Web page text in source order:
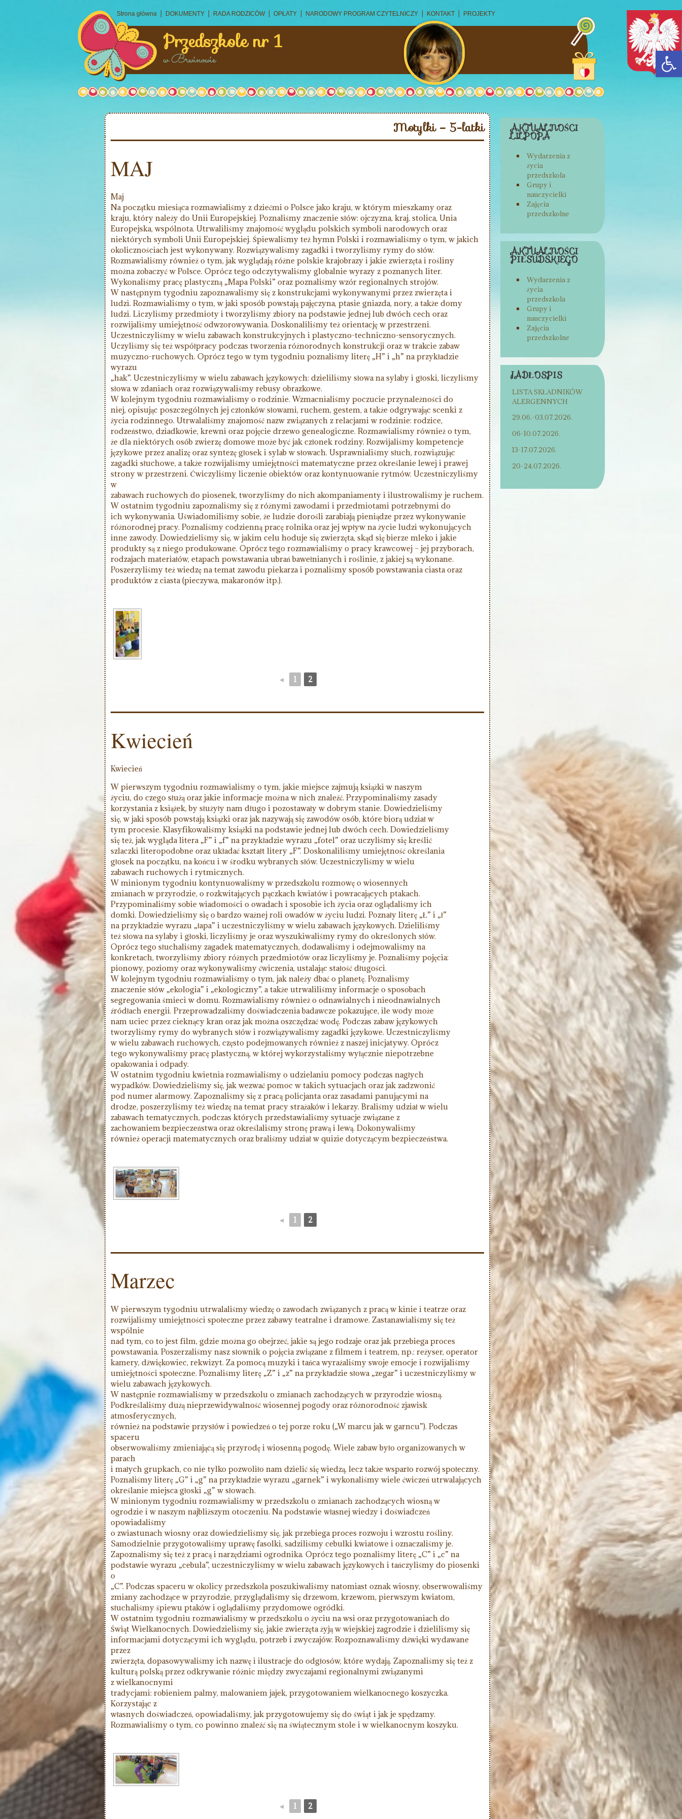
Przedszkole nr 1
w Brwinowie
Strona główna DOKUMENTY RADA RODZICÓW OPŁATY NARODOWY PROGRAM CZYTELNICZY KONTAKT PROJEKTY
Motylki – 5-latki
MAJ
Maj
Na początku miesiąca rozmawialiśmy z dziećmi o Polsce jako kraju, w którym mieszkamy oraz
kraju, który należy do Unii Europejskiej. Poznaliśmy znaczenie słów: ojczyzna, kraj, stolica, Unia
Europejska, wspólnota. Utrwaliliśmy znajomość wyglądu polskich symboli narodowych oraz
niektórych symboli Unii Europejskiej. Śpiewaliśmy też hymn Polski i rozmawialiśmy o tym, w jakich
okolicznościach jest wykonywany. Rozwiązywaliśmy zagadki i tworzyliśmy rymy do słów.
Rozmawialiśmy również o tym, jak wyglądają różne polskie krajobrazy i jakie zwierzęta i rośliny
można zobaczyć w Polsce. Oprócz tego odczytywaliśmy globalnie wyrazy z poznanych liter.
Wykonaliśmy pracę plastyczną „Mapa Polski” oraz poznaliśmy wzór regionalnych strojów.
W następnym tygodniu zapoznawaliśmy się z konstrukcjami wykonywanymi przez zwierzęta i
ludzi. Rozmawialiśmy o tym, w jaki sposób powstają pajęczyna, ptasie gniazda, nory, a także domy
ludzi. Liczyliśmy przedmioty i tworzyliśmy zbiory na podstawie jednej lub dwóch cech oraz
rozwijaliśmy umiejętność odwzorowywania. Doskonaliliśmy też orientację w przestrzeni.
Uczestniczyliśmy w wielu zabawach konstrukcyjnych i plastyczno-techniczno-sensorycznych.
Uczyliśmy się też współpracy podczas tworzenia różnorodnych konstrukcji oraz w trakcie zabaw
muzyczno-ruchowych. Oprócz tego w tym tygodniu poznaliśmy literę „H” i „h” na przykładzie
wyrazu
„hak”. Uczestniczyliśmy w wielu zabawach językowych: dzieliliśmy słowa na sylaby i głoski, liczyliśmy
słowa w zdaniach oraz rozwiązywaliśmy rebusy obrazkowe.
W kolejnym tygodniu rozmawialiśmy o rodzinie. Wzmacnialiśmy poczucie przynależności do
niej, opisując poszczególnych jej członków słowami, ruchem, gestem, a także odgrywając scenki z
życia rodzinnego. Utrwalaliśmy znajomość nazw związanych z relacjami w rodzinie: rodzice,
rodzeństwo, dziadkowie, krewni oraz pojęcie drzewo genealogiczne. Rozmawialiśmy również o tym,
że dla niektórych osób zwierzę domowe może być jak członek rodziny. Rozwijaliśmy kompetencje
językowe przez analizę oraz syntezę głosek i sylab w słowach. Usprawnialiśmy słuch, rozwiązując
zagadki słuchowe, a także rozwijaliśmy umiejętności matematyczne przez określanie lewej i prawej
strony w przestrzeni. Ćwiczyliśmy liczenie obiektów oraz kontynuowanie rytmów. Uczestniczyliśmy
w
zabawach ruchowych do piosenek, tworzyliśmy do nich akompaniamenty i ilustrowaliśmy je ruchem.
W ostatnim tygodniu zapoznaliśmy się z różnymi zawodami i przedmiotami potrzebnymi do
ich wykonywania. Uświadomiliśmy sobie, że ludzie dorośli zarabiają pieniądze przez wykonywanie
różnorodnej pracy. Poznaliśmy codzienną pracę rolnika oraz jej wpływ na życie ludzi wykonujących
inne zawody. Dowiedzieliśmy się, w jakim celu hoduje się zwierzęta, skąd się bierze mleko i jakie
produkty są z niego produkowane. Oprócz tego rozmawialiśmy o pracy krawcowej – jej przyborach,
rodzajach materiałów, etapach powstawania ubrań bawełnianych i roślinie, z jakiej są wykonane.
Poszerzyliśmy też wiedzę na temat zawodu piekarza i poznaliśmy sposób powstawania ciasta oraz
produktów z ciasta (pieczywa, makaronów itp.).
◄ 1 2
Kwiecień
Kwiecień
W pierwszym tygodniu rozmawialiśmy o tym, jakie miejsce zajmują książki w naszym
życiu, do czego służą oraz jakie informacje można w nich znaleźć. Przypominaliśmy zasady
korzystania z książek, by służyły nam długo i pozostawały w dobrym stanie. Dowiedzieliśmy
się, w jaki sposób powstają książki oraz jak nazywają się zawodów osób, które biorą udział w
tym procesie. Klasyfikowaliśmy książki na podstawie jednej lub dwóch cech. Dowiedzieliśmy
się też, jak wygląda litera „F” i „f” na przykładzie wyrazu „fotel” oraz uczyliśmy się kreślić
szlaczki literopodobne oraz układać kształt litery „F”. Doskonaliliśmy umiejętność określania
głosek na początku, na końcu i w środku wybranych słów. Uczestniczyliśmy w wielu
zabawach ruchowych i rytmicznych.
W minionym tygodniu kontynuowaliśmy w przedszkolu rozmowę o wiosennych
zmianach w przyrodzie, o rozkwitających pączkach kwiatów i powracających ptakach.
Przypominaliśmy sobie wiadomości o owadach i sposobie ich życia oraz oglądaliśmy ich
domki. Dowiedzieliśmy się o bardzo ważnej roli owadów w życiu ludzi. Poznały literę „Ł” i „ł”
na przykładzie wyrazu „łapa” i uczestniczyliśmy w wielu zabawach językowych. Dzieliliśmy
też słowa na sylaby i głoski, liczyliśmy je oraz wyszukiwaliśmy rymy do określonych słów.
Oprócz tego słuchaliśmy zagadek matematycznych, dodawaliśmy i odejmowaliśmy na
konkretach, tworzyliśmy zbiory różnych przedmiotów oraz liczyliśmy je. Poznaliśmy pojęcia:
pionowy, poziomy oraz wykonywaliśmy ćwiczenia, ustalając stałość długości.
W kolejnym tygodniu rozmawialiśmy o tym, jak należy dbać o planetę. Poznaliśmy
znaczenie słów „ekologia” i „ekologiczny”, a także utrwaliliśmy informacje o sposobach
segregowania śmieci w domu. Rozmawialiśmy również o odnawialnych i nieodnawialnych
źródłach energii. Przeprowadzaliśmy doświadczenia badawcze pokazujące, ile wody może
nam uciec przez cieknący kran oraz jak można oszczędzać wodę. Podczas zabaw językowych
tworzyliśmy rymy do wybranych słów i rozwiązywaliśmy zagadki językowe. Uczestniczyliśmy
w wielu zabawach ruchowych, często podejmowanych również z naszej inicjatywy. Oprócz
tego wykonywaliśmy pracę plastyczną, w której wykorzystaliśmy wyłącznie niepotrzebne
opakowania i odpady.
W ostatnim tygodniu kwietnia rozmawialiśmy o udzielaniu pomocy podczas nagłych
wypadków. Dowiedzieliśmy się, jak wezwać pomoc w takich sytuacjach oraz jak zadzwonić
pod numer alarmowy. Zapoznaliśmy się z pracą policjanta oraz zasadami panującymi na
drodze, poszerzyliśmy też wiedzę na temat pracy strażaków i lekarzy. Braliśmy udział w wielu
zabawach tematycznych, podczas których przedstawialiśmy sytuacje związane z
zachowaniem bezpieczeństwa oraz określaliśmy stronę prawą i lewą. Dokonywaliśmy
również operacji matematycznych oraz braliśmy udział w quizie dotyczącym bezpieczeństwa.
◄ 1 2
Marzec
W pierwszym tygodniu utrwalaliśmy wiedzę o zawodach związanych z pracą w kinie i teatrze oraz
rozwijaliśmy umiejętności społeczne przez zabawy teatralne i dramowe. Zastanawialiśmy się też
wspólnie
nad tym, co to jest film, gdzie można go obejrzeć, jakie są jego rodzaje oraz jak przebiega proces
powstawania. Poszerzaliśmy nasz słownik o pojęcia związane z filmem i teatrem, np.: reżyser, operator
kamery, dźwiękowiec, rekwizyt. Za pomocą muzyki i tańca wyrażaliśmy swoje emocje i rozwijaliśmy
umiejętności społeczne. Poznaliśmy literę „Z” i „z” na przykładzie słowa „zegar” i uczestniczyliśmy w
wielu zabawach językowych.
W następnie rozmawialiśmy w przedszkolu o zmianach zachodzących w przyrodzie wiosną.
Podkreślaliśmy dużą nieprzewidywalność wiosennej pogody oraz różnorodność zjawisk
atmosferycznych,
również na podstawie przysłów i powiedzeń o tej porze roku („W marcu jak w garncu”). Podczas
spaceru
obserwowaliśmy zmieniającą się przyrodę i wiosenną pogodę. Wiele zabaw było organizowanych w
parach
i małych grupkach, co nie tylko pozwoliło nam dzielić się wiedzą, lecz także wsparło rozwój społeczny.
Poznaliśmy literę „G” i „g” na przykładzie wyrazu „garnek” i wykonaliśmy wiele ćwiczeń utrwalających
określanie miejsca głoski „g” w słowach.
W minionym tygodniu rozmawialiśmy w przedszkolu o zmianach zachodzących wiosną w
ogrodzie i w naszym najbliższym otoczeniu. Na podstawie własnej wiedzy i doświadczeń
opowiadaliśmy
o zwiastunach wiosny oraz dowiedzieliśmy się, jak przebiega proces rozwoju i wzrostu rośliny.
Samodzielnie przygotowaliśmy uprawę fasolki, sadziliśmy cebulki kwiatowe i oznaczaliśmy je.
Zapoznaliśmy się też z pracą i narzędziami ogrodnika. Oprócz tego poznaliśmy literę „C” i „c” na
podstawie wyrazu „cebula”, uczestniczyliśmy w wielu zabawach językowych i tańczyliśmy do piosenki
o
„C”. Podczas spaceru w okolicy przedszkola poszukiwaliśmy natomiast oznak wiosny, obserwowaliśmy
zmiany zachodzące w przyrodzie, przyglądaliśmy się drzewom, krzewom, pierwszym kwiatom,
słuchaliśmy śpiewu ptaków i oglądaliśmy przydomowe ogródki.
W ostatnim tygodniu rozmawialiśmy w przedszkolu o życiu na wsi oraz przygotowaniach do
Świąt Wielkanocnych. Dowiedzieliśmy się, jakie zwierzęta żyją w wiejskiej zagrodzie i dzieliliśmy się
informacjami dotyczącymi ich wyglądu, potrzeb i zwyczajów. Rozpoznawaliśmy dźwięki wydawane
przez
zwierzęta, dopasowywaliśmy ich nazwę i ilustracje do odgłosów, które wydają. Zapoznaliśmy się też z
kulturą polską przez odkrywanie różnic między zwyczajami regionalnymi związanymi
z wielkanocnymi
tradycjami: robieniem palmy, malowaniem jajek, przygotowaniem wielkanocnego koszyczka.
Korzystając z
własnych doświadczeń, opowiadaliśmy, jak przygotowujemy się do świąt i jak je spędzamy.
Rozmawialiśmy o tym, co powinno znaleźć się na świątecznym stole i w wielkanocnym koszyku.
◄ 1 2
AKTUALNOŚCI
LILPOPA
Wydarzenia z
życia
przedszkola
Grupy i
nauczycielki
Zajęcia
przedszkolne
AKTUALNOŚCI
PIŁSUDSKIEGO
Wydarzenia z
życia
przedszkola
Grupy i
nauczycielki
Zajęcia
przedszkolne
JADŁOSPIS
LISTA SKŁADNIKÓW
ALERGENNYCH
29.06.-03.07.2026.
06-10.07.2026.
13-17.07.2026.
20-24.07.2026.